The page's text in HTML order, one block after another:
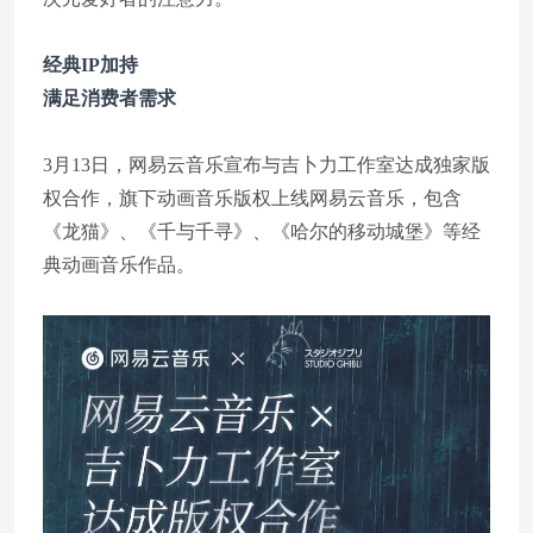
经典IP加持
满足消费者需求
3月13日，网易云音乐宣布与吉卜力工作室达成独家版
权合作，旗下动画音乐版权上线网易云音乐，包含
《龙猫》、《千与千寻》、《哈尔的移动城堡》等经
典动画音乐作品。